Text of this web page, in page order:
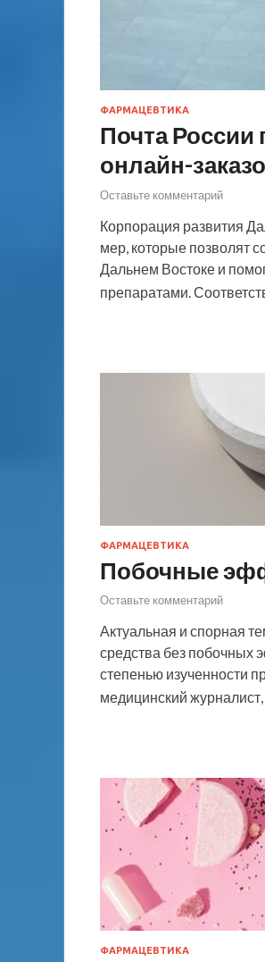
ФАРМАЦЕВТИКА
Почта
онлайн-
Оставьте комментарий
Корпорация развития
мер, которые позволят
Дальнем Востоке и
препаратами.
ФАРМАЦЕВТИКА
Побочные
Оставьте комментарий
Актуальная и спорная
средства без побочных
степенью изученности
медицинский
ФАРМАЦЕВТИКА